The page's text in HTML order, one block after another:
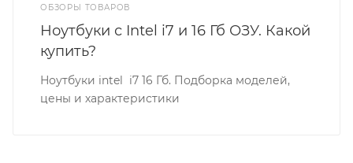
ОБЗОРЫ ТОВАРОВ
Ноутбуки с Intel i7 и 16 Гб ОЗУ. Какой
купить?
Ноутбуки intel i7 16 Гб. Подборка моделей,
цены и характеристики